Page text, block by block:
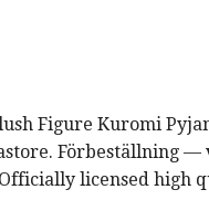
Figure Kuromi
Förbeställning —
Officially licensed high